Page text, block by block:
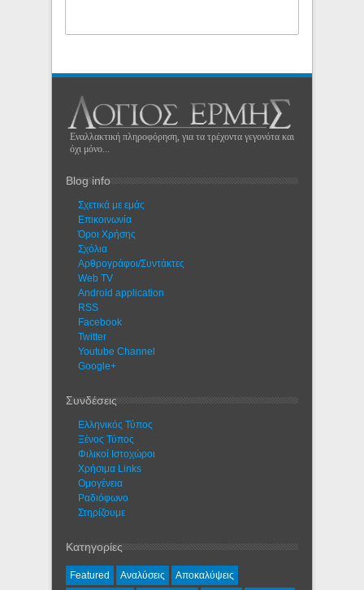
Εναλλακτική πληροφόρηση, για τα τρέχοντα γεγονότα και
όχι μόνο...
Blog info
Σχετικά με εμάς
Eπικοινωνία
Όροι Χρήσης
Σχόλια
Αρθρογράφοι/Συντάκτες
Web TV
Android application
RSS
Facebook
Twitter
Youtube Channel
Google+
Συνδέσεις
Ελληνικός Τύπος
Ξένος Τύπος
Φιλικοί Ιστοχώροι
Χρήσιμα Links
Ομογένεια
Ραδιόφωνο
Στηρίζουμε
Κατηγορίες
Featured Αναλύσεις Αποκαλύψεις